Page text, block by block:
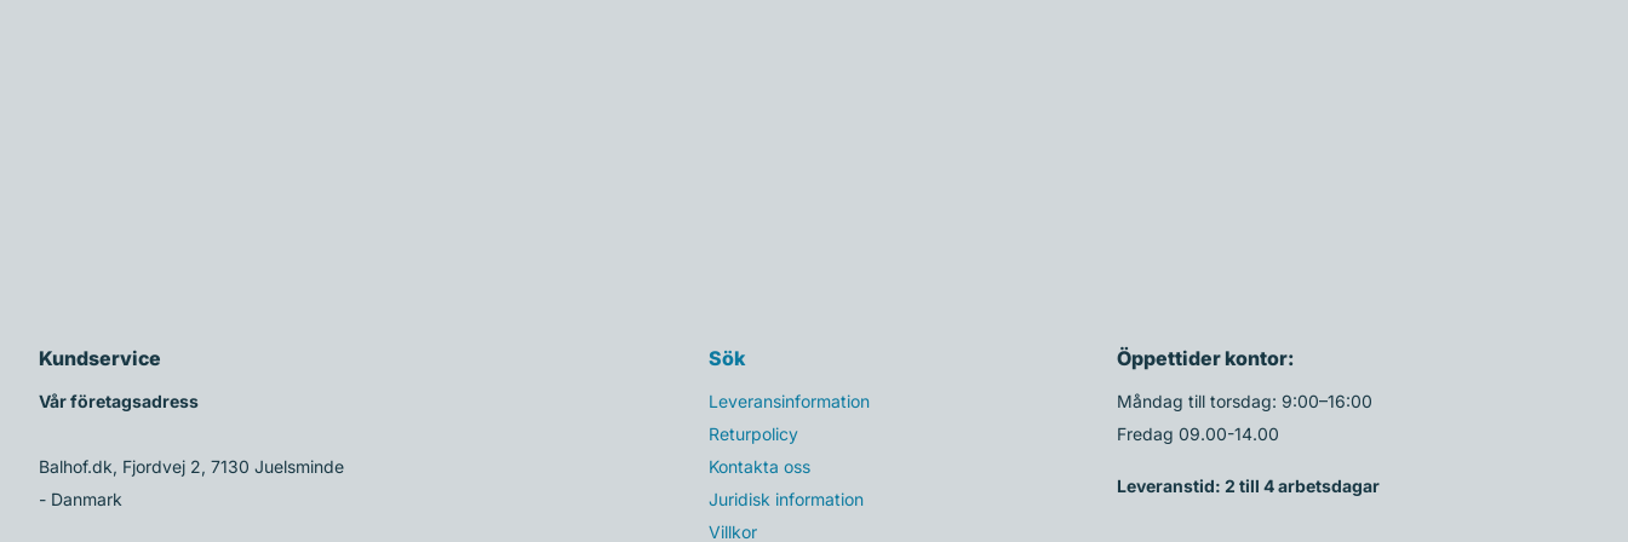
Kundservice
Vår företagsadress
Balhof.dk, Fjordvej 2, 7130 Juelsminde
- Danmark
Sök
Leveransinformation
Returpolicy
Kontakta oss
Juridisk information
Villkor
Öppettider kontor:
Måndag till torsdag: 9:00–16:00
Fredag 09.00-14.00
Leveranstid: 2 till 4 arbetsdagar